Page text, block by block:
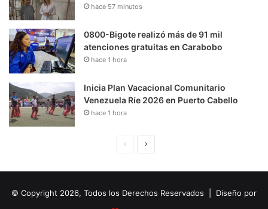
hace 57 minutos
0800-Bigote realizó más de 91 mil
atenciones gratuitas en Carabobo
hace 1 hora
Inicia Plan Vacacional Comunitario
Venezuela Ríe 2026 en Puerto Cabello
hace 1 hora
i
u
© Copyright 2026, Todos los Derechos Reservados | Diseño por